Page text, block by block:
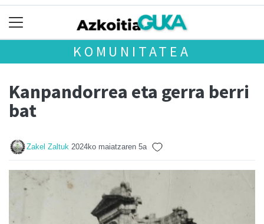
KOMUNITATEA
Kanpandorrea eta gerra berri
bat
Zakel Zaltuk 2024ko maiatzaren 5a